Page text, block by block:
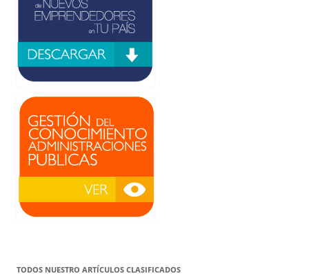
TODOS NUESTRO ARTÍCULOS CLASIFICADOS